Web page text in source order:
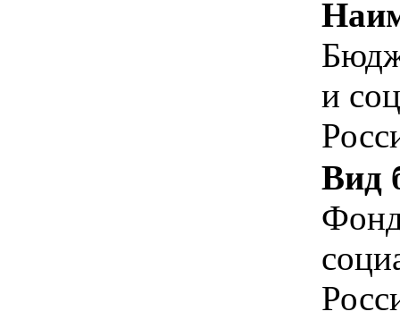
и
Вид